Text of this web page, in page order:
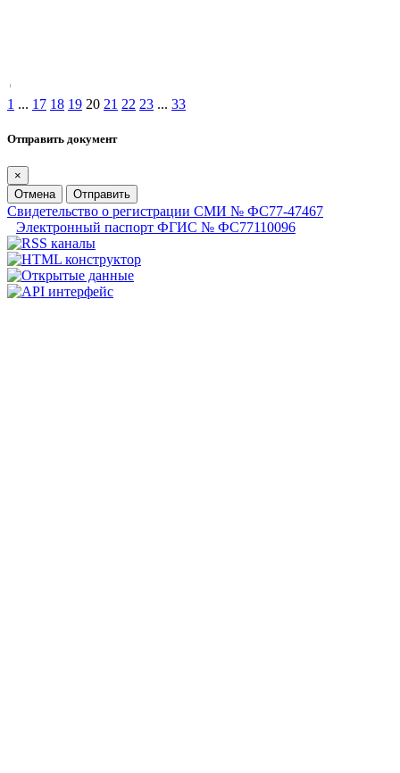
1 ... 17 18 19 20 21 22 23 ... 33
Отправить документ
×
Отмена
Отправить
Свидетельство о регистрации СМИ № ФС77-47467
Электронный паспорт ФГИС № ФС77110096